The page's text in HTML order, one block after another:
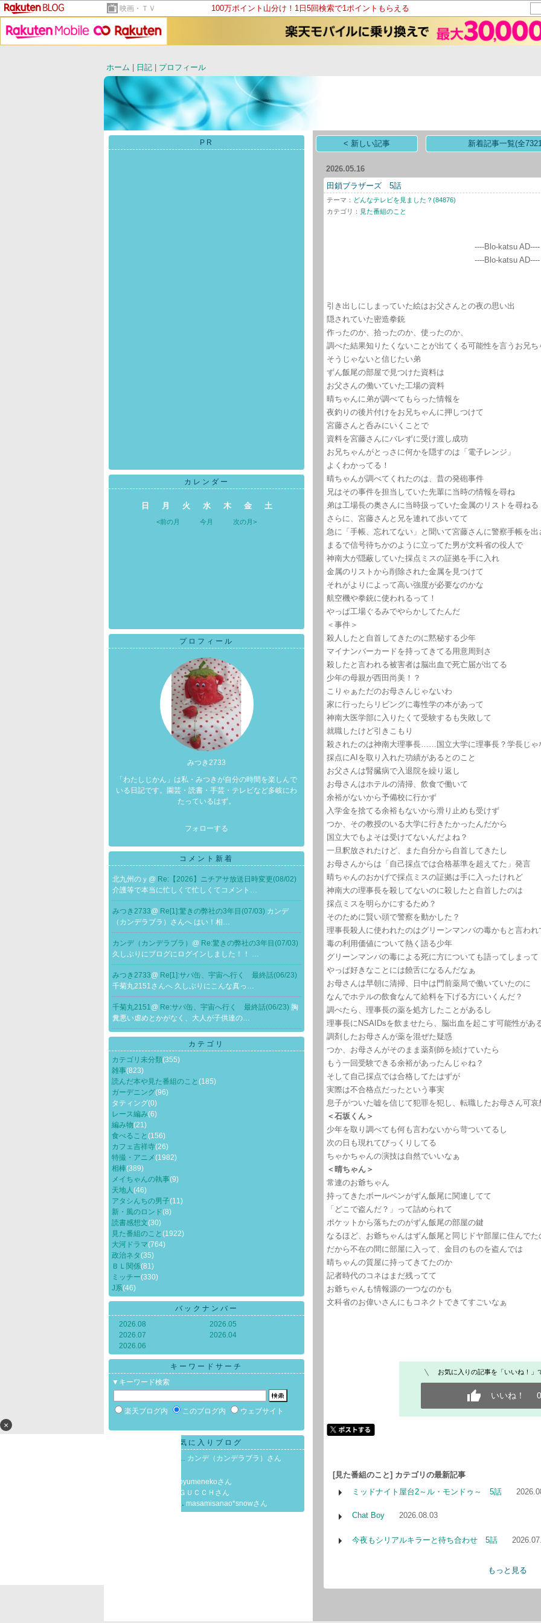
映画・ＴＶ 100万ポイント山分け！1日5回検索で1ポイントもらえる
ホーム 日記 プロフィール
PR
×
カレンダー
日 月 火 水 木 金 土
<前の月 今月 次の月>
プロフィール
みつき2733
「わたしじかん」は私・みつきが自分の時間を楽しんで
いる日記です。園芸・読書・手芸・テレビなど多岐にわ
たっているはず。
フォローする
コメント新着
北九州のｙ@ Re:【2026】ニチアサ放送日時変更(08/02)
介護等で本当に忙しくて忙しくてコメント…
みつき2733@ Re[1]:驚きの弊社の3年目(07/03) カンデ
（カンデラブラ）さんへ はい！相…
カンデ（カンデラブラ） @ Re:驚きの弊社の3年目(07/03)
久しぶりにブログにログインしました！！ …
みつき2733@ Re[1]:サバ缶、宇宙へ行く 最終話(06/23)
千菊丸2151さんへ 久しぶりにこんな真っ…
千菊丸2151@ Re:サバ缶、宇宙へ行く 最終話(06/23) 胸
糞悪い虐めとかがなく、大人が子供達の…
カテゴリ
カテゴリ未分類(355)
雑事(823)
読んだ本や見た番組のこと (185)
ガーデニング(96)
タティング(0)
レース編み(6)
編み物(21)
食べること (156)
カフェ吉祥寺(26)
特撮・アニメ(1982)
相棒(389)
メイちゃんの執事(9)
天地人(46)
アタシんちの男子(11)
新・風のロンド(8)
読書感想文(30)
見た番組のこと (1922)
大河ドラマ(764)
政治ネタ(35)
ＢＬ関係(81)
ミッチー(330)
J系(46)
バックナンバー
2026.08
2026.07
2026.06
2026.05
2026.04
キーワードサーチ
▼キーワード検索
楽天ブログ内 このブログ内 ウェブサイト
お気に入りブログ
20年目の外壁塗装と… カンデ（カンデラブラ）さん
yumekoyumenekoさん
ＧＵＣＣＨさん
＊＊『漢は黙って直… masamisanao*snowさん
< 新しい記事 新着記事一覧(全
2026.05.16
田鎖ブラザーズ 5話
テーマ： どんなテレビを見ました？(84876)
カテゴリ： 見た番組のこと
----Blo-katsu AD----
----Blo-katsu AD----
引き出しにしまっていた絵はお父さんとの夜の思い出
隠されていた密造拳銃
作ったのか、拾ったのか、使ったのか、
調べた結果知りたくないことが出てくる可能性を言うお兄ち
そうじゃないと信じたい弟
ずん飯尾の部屋で見つけた資料は
お父さんの働いていた工場の資料
晴ちゃんに弟が調べてもらった情報を
夜釣りの後片付けをお兄ちゃんに押しつけて
宮藤さんと呑みにいくことで
資料を宮藤さんにバレずに受け渡し成功
お兄ちゃんがとっさに何かを隠すのは「電子レンジ」
よくわかってる！
晴ちゃんが調べてくれたのは、昔の発砲事件
兄はその事件を担当していた先輩に当時の情報を尋ね
弟は工場長の奥さんに当時扱っていた金属のリストを尋ねる
さらに、宮藤さんと兄を連れて歩いてて
急に「手帳、忘れてない」と聞いて宮藤さんに警察手帳を出
まるで信号待ちかのように立ってた男が文科省の役人で
神南大が隠蔽していた採点ミスの証拠を手に入れ
金属のリストから削除された金属を見つけて
それがよりによって高い強度が必要なのかな
航空機や拳銃に使われるって！
やっぱ工場ぐるみでやらかしてたんだ
＜事件＞
殺人したと自首してきたのに黙秘する少年
マイナンバーカードを持ってきてる用意周到さ
殺したと言われる被害者は脳出血で死亡届が出てる
少年の母親が西田尚美！？
こりゃぁただのお母さんじゃないわ
家に行ったらリビングに毒性学の本があって
神南大医学部に入りたくて受験するも失敗して
就職したけど引きこもり
殺されたのは神南大理事長……国立大学に理事長？学長じゃ
採点にAIを取り入れた功績があるとのこと
お父さんは腎臓病で入退院を繰り返し
お母さんはホテルの清掃、飲食で働いて
余裕がないから予備校に行かず
入学金を捨てる余裕もないから滑り止めも受けず
つか、その教授のいる大学に行きたかったんだから
国立大でもよそは受けてないんだよね？
一旦釈放されたけど、また自分から自首してきたし
お母さんからは「自己採点では合格基準を超えてた」発言
晴ちゃんのおかげで採点ミスの証拠は手に入ったけれど
神南大の理事長を殺してないのに殺したと自首したのは
採点ミスを明らかにするため？
そのために賢い頭で警察を動かした？
理事長殺人に使われたのはグリーンマンバの毒かもと言われ
毒の利用価値について熱く語る少年
グリーンマンバの毒による死に方についても語ってしまって
やっぱ好きなことには饒舌になるんだなぁ
お母さんは早朝に清掃、日中は門前薬局で働いていたのに
なんでホテルの飲食なんて給料を下げる方にいくんだ？
調べたら、理事長の薬を処方したことがあるし
理事長にNSAIDsを飲ませたら、脳出血を起こす可能性があ
調剤したお母さんが薬を混ぜた疑惑
つか、お母さんがそのまま薬剤師を続けていたら
もう一回受験できる余裕があったんじゃね？
そして自己採点では合格してたはずが
実際は不合格点だったという事実
息子がついた嘘を信じて犯罪を犯し、転職したお母さん可哀
＜石坂くん＞
少年を取り調べても何も言わないから苛ついてるし
次の日も現れてびっくりしてる
ちゃかちゃんの演技は自然でいいなぁ
＜晴ちゃん＞
常連のお爺ちゃん
持ってきたボールペンがずん飯尾に関連してて
「どこで盗んだ？」って詰められて
ポケットから落ちたのがずん飯尾の部屋の鍵
なるほど、お爺ちゃんはずん飯尾と同じドヤ部屋に住んでた
だから不在の間に部屋に入って、金目のものを盗んでは
晴ちゃんの質屋に持ってきてたのか
記者時代のコネはまだ残ってて
お爺ちゃんも情報源の一つなのかも
文科省のお偉いさんにもコネクトできてすごいなぁ
お気に入りの記事を「いいね！」
いいね！
[見た番組のこと] カテゴリの最新記事
ミッドナイト屋台2～ル・モンドゥ～ 5話
Chat Boy 2026.08.03
今夜もシリアルキラーと待ち合わせ 5話
もっと見る